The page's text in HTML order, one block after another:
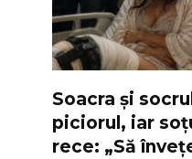
Soacra și
piciorul, iar
rece: „Să